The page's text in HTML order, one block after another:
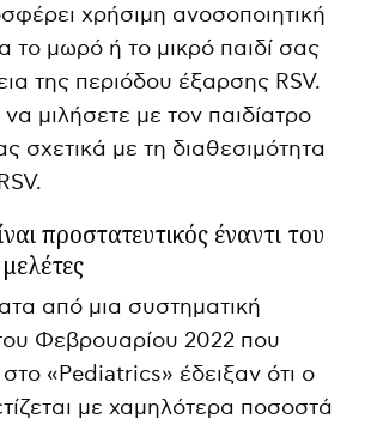
χρήσιμη ανοσοποιητική
το μωρό ή το μικρό παιδί σας
της περιόδου έξαρσης RSV.
να μιλήσετε με τον παιδίατρο
σχετικά με τη διαθεσιμότητα
προστατευτικός έναντι του
από μια συστηματική
Φεβρουαρίου 2022 που
«Pediatrics» έδειξαν ότι ο
με χαμηλότερα ποσοστά